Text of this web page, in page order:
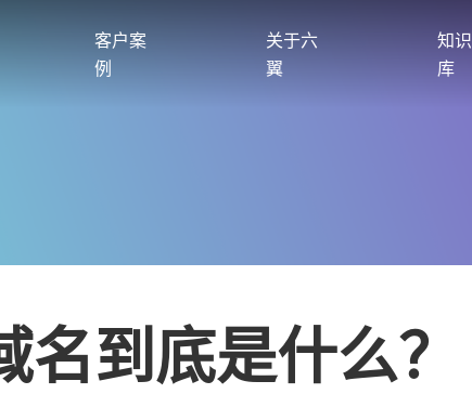
客户案
例
关于六
翼
知识
库
名到底是什么？